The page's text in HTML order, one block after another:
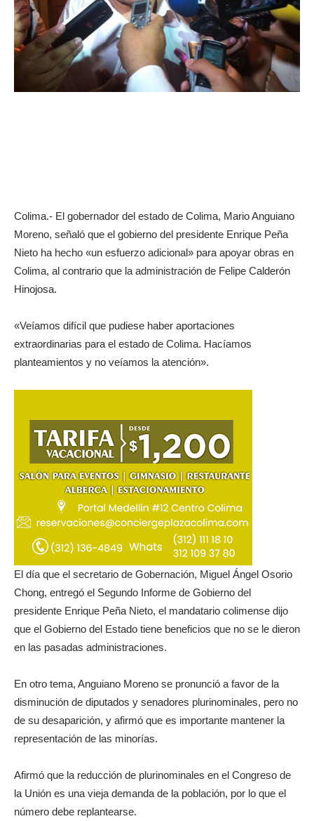
Colima.- El gobernador del estado de Colima, Mario Anguiano
Moreno, señaló que el gobierno del presidente Enrique Peña
Nieto ha hecho «un esfuerzo adicional» para apoyar obras en
Colima, al contrario que la administración de Felipe Calderón
Hinojosa.
«Veíamos difícil que pudiese haber aportaciones
extraordinarias para el estado de Colima. Hacíamos
planteamientos y no veíamos la atención».
El día que el secretario de Gobernación, Miguel Ángel Osorio
Chong, entregó el Segundo Informe de Gobierno del
presidente Enrique Peña Nieto, el mandatario colimense dijo
que el Gobierno del Estado tiene beneficios que no se le dieron
en las pasadas administraciones.
En otro tema, Anguiano Moreno se pronunció a favor de la
disminución de diputados y senadores plurinominales, pero no
de su desaparición, y afirmó que es importante mantener la
representación de las minorías.
Afirmó que la reducción de plurinominales en el Congreso de
la Unión es una vieja demanda de la población, por lo que el
número debe replantearse.